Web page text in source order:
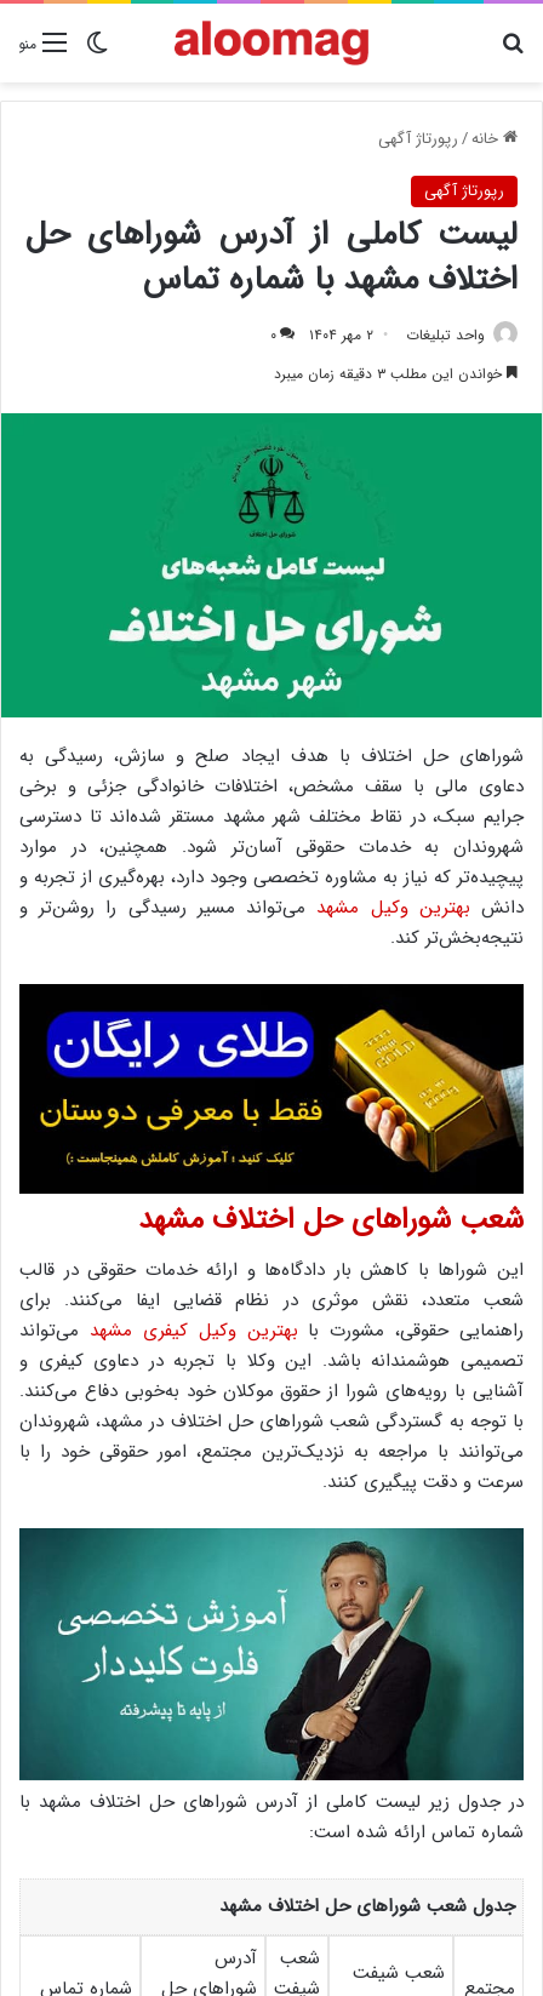
منوتغییر دنبال چیزی هستید؟
خانه/رپورتاژ آگهی
رپورتاژ آگهی
لیست کاملی از آدرس شوراهای حل
اختلاف مشهد با شماره تماس
واحد تبلیغات ۲ مهر ۱۴۰۴
۰
خواندن این مطلب ۳ دقیقه زمان میبرد
شوراهای حل اختلاف با هدف ایجاد صلح و سازش، رسیدگی به
دعاوی مالی با سقف مشخص، اختلافات خانوادگی جزئی و برخی
جرایم سبک، در نقاط مختلف شهر مشهد مستقر شده‌اند تا دسترسی
شهروندان به خدمات حقوقی آسان‌تر شود. همچنین، در موارد
پیچیده‌تر که نیاز به مشاوره تخصصی وجود دارد، بهره‌گیری از تجربه و
دانش بهترین وکیل مشهد می‌تواند مسیر رسیدگی را روشن‌تر و
نتیجه‌بخش‌تر کند.
شعب شوراهای حل اختلاف مشهد
این شوراها با کاهش بار دادگاه‌ها و ارائه خدمات حقوقی در قالب
شعب متعدد، نقش موثری در نظام قضایی ایفا می‌کنند. برای
راهنمایی حقوقی، مشورت با بهترین وکیل کیفری مشهد می‌تواند
تصمیمی هوشمندانه باشد. این وکلا با تجربه در دعاوی کیفری و
آشنایی با رویه‌های شورا از حقوق موکلان خود به‌خوبی دفاع می‌کنند.
با توجه به گستردگی شعب شوراهای حل اختلاف در مشهد، شهروندان
می‌توانند با مراجعه به نزدیک‌ترین مجتمع، امور حقوقی خود را با
سرعت و دقت پیگیری کنند.
در جدول زیر لیست کاملی از آدرس شوراهای حل اختلاف مشهد با
شماره تماس ارائه شده است:
جدول شعب شوراهای حل اختلاف مشهد
مجتمع
شعب شیفت
شعب
شیفت
آدرس
شوراهای حل
شماره تماس